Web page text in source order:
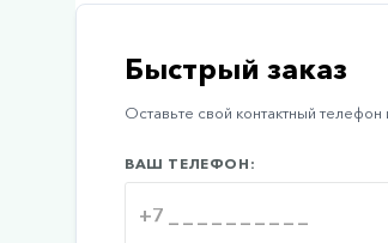
Быстрый заказ
Оставьте свой контактный
ВАШ ТЕЛЕФОН: